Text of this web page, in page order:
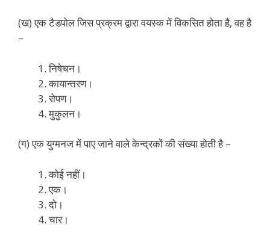
(ख) एक टैडपोल जिस प्रक्रम द्वारा वयस्क में विकसित होता है, वह है
–
निषेचन।
कायान्तरण।
रोपण।
मुकुलन।
(ग) एक युग्मनज में पाए जाने वाले केन्द्रकों की संख्या होती है –
कोई नहीं।
एक।
दो।
चार।